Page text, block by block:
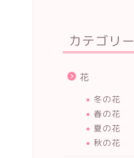
カテゴリー
花
冬の花
春の花
夏の花
秋の花